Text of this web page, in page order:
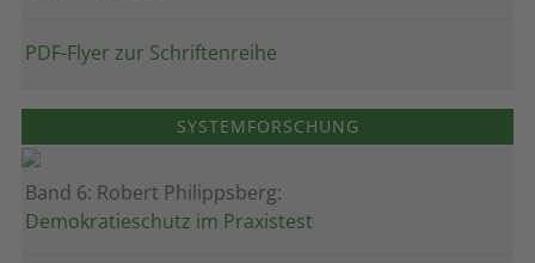
PDF-Flyer zur Schriftenreihe
SYSTEMFORSCHUNG
Band 6: Robert Philippsberg:
Demokratieschutz im Praxistest